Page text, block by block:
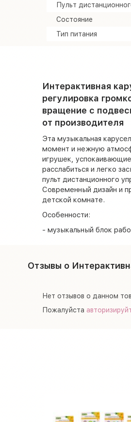
Пульт
Состояние
Тип питания
Интерактивная
регулировка
вращение с
от производителя
Эта музыкальная
момент и нежную
игрушек,
расслабиться и легко
пульт дистанционного
Современный дизайн и
детской комнате.
Особенности:
- музыкальный блок
Отзывы о
Нет отзывов о данном
Пожалуйста